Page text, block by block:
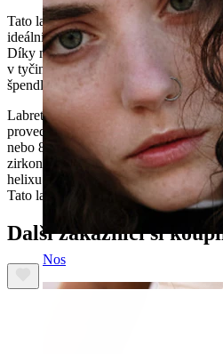
Nos
Tato labreta je tzv. push-in labreta.
ideální pro všechny, kteří chtějí své
Díky mírnému ohnutí špendlíku v
v tyčince. Pokud si všimnete, že se
špendlík zase trochu ohnout.
Labreta je vyrobená z 14 karátového
provedeních: bílé a žluté zlato. Také
nebo 8 mm dlouhou tyčinkou. V
zirkonů, které díky svému
helixu. Kam šperk umístíte, záleží jen
Tato labreta zaujme svou elegancí,
Další zákazníci si